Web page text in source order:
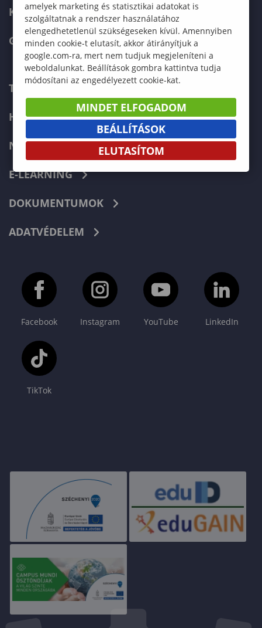
KARRIER
GREEN UNIVERSITY
TELEFONKÖNYV
HIBABEJELENTÉS
NEPTUN
E-LEARNING
DOKUMENTUMOK
ADATVÉDELEM
Facebook Instagram YouTube LinkedIn
TikTok
amelyek marketing és statisztikai adatokat is
szolgáltatnak a rendszer használatához
elengedhetetlenül szükségeseken kívül. Amennyiben
minden cookie-t elutasít, akkor átirányítjuk a
google.com-ra, mert nem tudjuk megjeleníteni a
weboldalunkat. Beállítások gombra kattintva tudja
módosítani az engedélyezett cookie-kat.
MINDET ELFOGADOM
BEÁLLÍTÁSOK
ELUTASÍTOM